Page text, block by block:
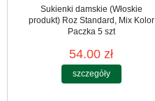
Sukienki damskie (Włoskie
produkt) Roz Standard, Mix Kolor
Paczka 5 szt
54.00 zł
szczegóły